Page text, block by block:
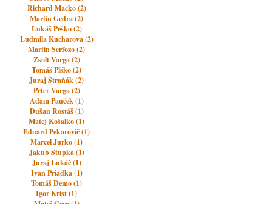
Richard Macko (2)
Martin Gedra (2)
Lukáš Peško (2)
Ludmila Kucharova (2)
Martin Serfozo (2)
Zsolt Varga (2)
Tomáš Plško (2)
Juraj Straňák (2)
Peter Varga (2)
Adam Pauček (1)
Dušan Rostáš (1)
Matej Košalko (1)
Eduard Pekarovič (1)
Marcel Jurko (1)
Jakub Stupka (1)
Juraj Lukáč (1)
Ivan Priadka (1)
Tomáš Demo (1)
Igor Krist (1)